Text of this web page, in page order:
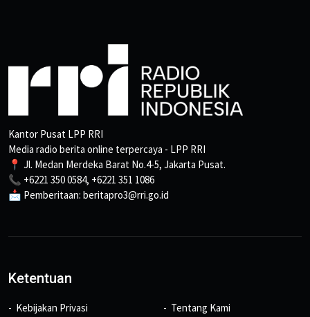
Kantor Pusat LPP RRI
Media radio berita online terpercaya - LPP RRI
📍 Jl. Medan Merdeka Barat No.4-5, Jakarta Pusat.
📞 +6221 350 0584, +6221 351 1086
📩 Pemberitaan: beritapro3@rri.go.id
Ketentuan
Kebijakan Privasi
Tentang Kami